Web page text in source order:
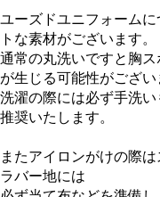
ユーズドユニフォーム
トな素材がございます。
通常の丸洗いですと胸
が生じる可能性がござい
洗濯の際には必ず手洗
推奨いたします。
またアイロンがけの際
ラバー地には